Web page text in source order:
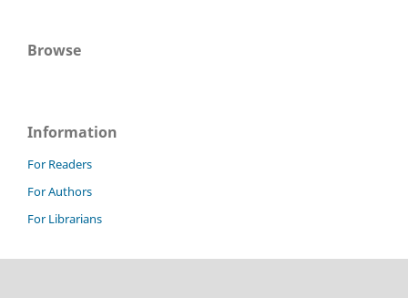
Browse
Information
For Readers
For Authors
For Librarians